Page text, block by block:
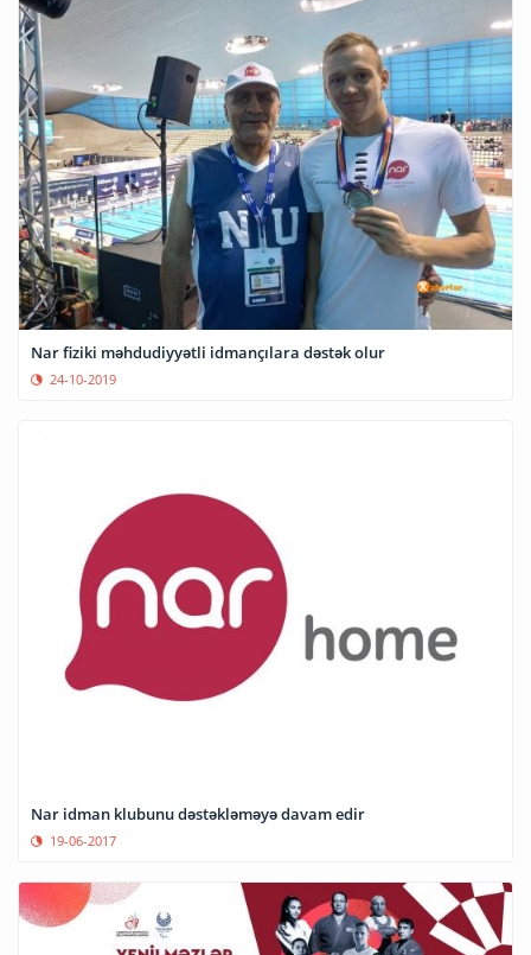
Nar fiziki məhdudiyyətli idmançılara dəstək olur
24-10-2019
Nar idman klubunu dəstəkləməyə davam edir
19-06-2017